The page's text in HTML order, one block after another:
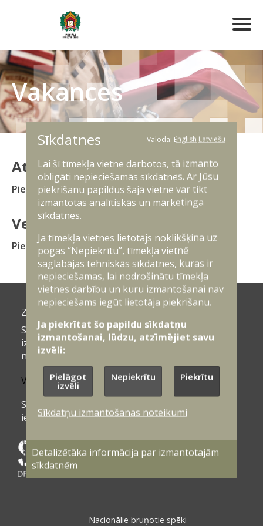
Vakances
Atlīdzības grāmatvedis
Pieteikumu iesniegšanas termiņš 16.08.2026
Vecākais grāmatvedis
Pieteikumu iesniegšanas termiņš 16.08.2026
Ziņas
Dokumenti
Sīkdatņu
izmantošanas
noteikumi
Privātuma
Vakances
Piekļūstamības
paziņojums
Sīkdatņu
iestatījumi
Nacionālie bruņotie spēki
Sīkdatnes Valoda: English Latviešu
Lai šī tīmekļa vietne darbotos, tā izmanto
obligāti nepieciešamās sīkdatnes. Ar Jūsu
piekrišanu papildus šajā vietnē var tikt
izmantotas analītiskās un mārketinga
sīkdatnes.
Ja tīmekļa vietnes lietotājs noklikšķina uz
pogas “Nepiekrītu”, tīmekļa vietnē
saglabājas tehniskās sīkdatnes, kuras ir
nepieciešamas, lai nodrošinātu tīmekļa
vietnes darbību un kuru izmantošanai nav
nepieciešams iegūt lietotāja piekrišanu.
Ja piekrītat šo papildu sīkdatņu
izmantošanai, lūdzu, atzīmējiet savu
izvēli:
Pielāgot
izvēli
Nepiekrītu Piekrītu
Sīkdatņu izmantošanas noteikumi
Detalizētāka informācija par izmantotajām
sīkdatnēm